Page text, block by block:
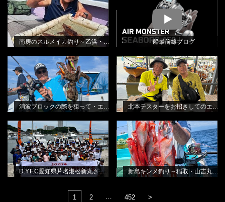
や丸さんから
田渕雅生
南房のスルメイカ釣り～乙浜・しまや丸さんから 船最前線ブログ
消波ブロックの際を狙って・エギタ
コ釣り
林良一
BLOG
消波ブロックの際を狙って・エギタコ釣り
北本テスターをお招きしてのエギタ
コ釣り教室
林良一
BLOG
北本テスターをお招きしてのエギタコ釣り教室
D.Y.F.C愛知県片名港松新丸さん・シ
ロギススクール
林良一
BLOG
D.Y.F.C愛知県片名港松新丸さん・シロギススクール
新島キンメ釣り～稲取・山吉丸さん
から
田渕雅生
BLOG
1 2 … 452 >